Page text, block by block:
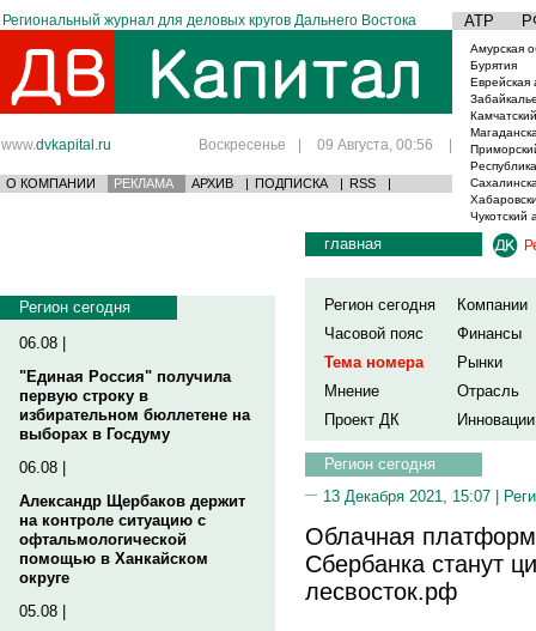
Региональный журнал для деловых кругов Дальнего Востока АТР
www.dvkapital.ru Воскресенье | 09 Августа, 00:56 |
О КОМПАНИИ РЕКЛАМА АРХИВ | ПОДПИСКА | RSS |
Амурская
Бурятия
Еврейская
Чукотский
Регион сегодня
06.08 |
"Единая Россия" получила
первую строку в
избирательном бюллетене на
выборах в Госдуму
06.08 |
Александр Щербаков держит
на контроле ситуацию с
офтальмологической
помощью в Ханкайском
округе
05.08 |
главная
Регион сегодня
Компании
Часовой пояс
Финансы
Тема номера
Рынки
Мнение
Отрасль
Проект ДК
Инновации
Регион сегодня
13 Декабря 2021, 15:07 |
Облачная
Сбербанка станут
лесвосток.рф